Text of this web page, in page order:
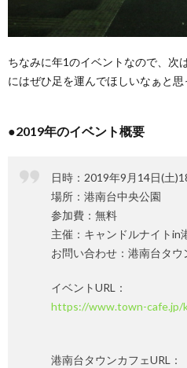
ちなみに年1のイベントなので、次
にはぜひ足を運んでほしいなぁと思
●2019年のイベント概要
日時：2019年9月14日(土
場所：港南台中央公園
参加費：無料
主催：キャンドルナイトin
お問い合わせ：港南台タ
イベントURL：
https://www.town-cafe.jp/
港南台タウンカフェURL：